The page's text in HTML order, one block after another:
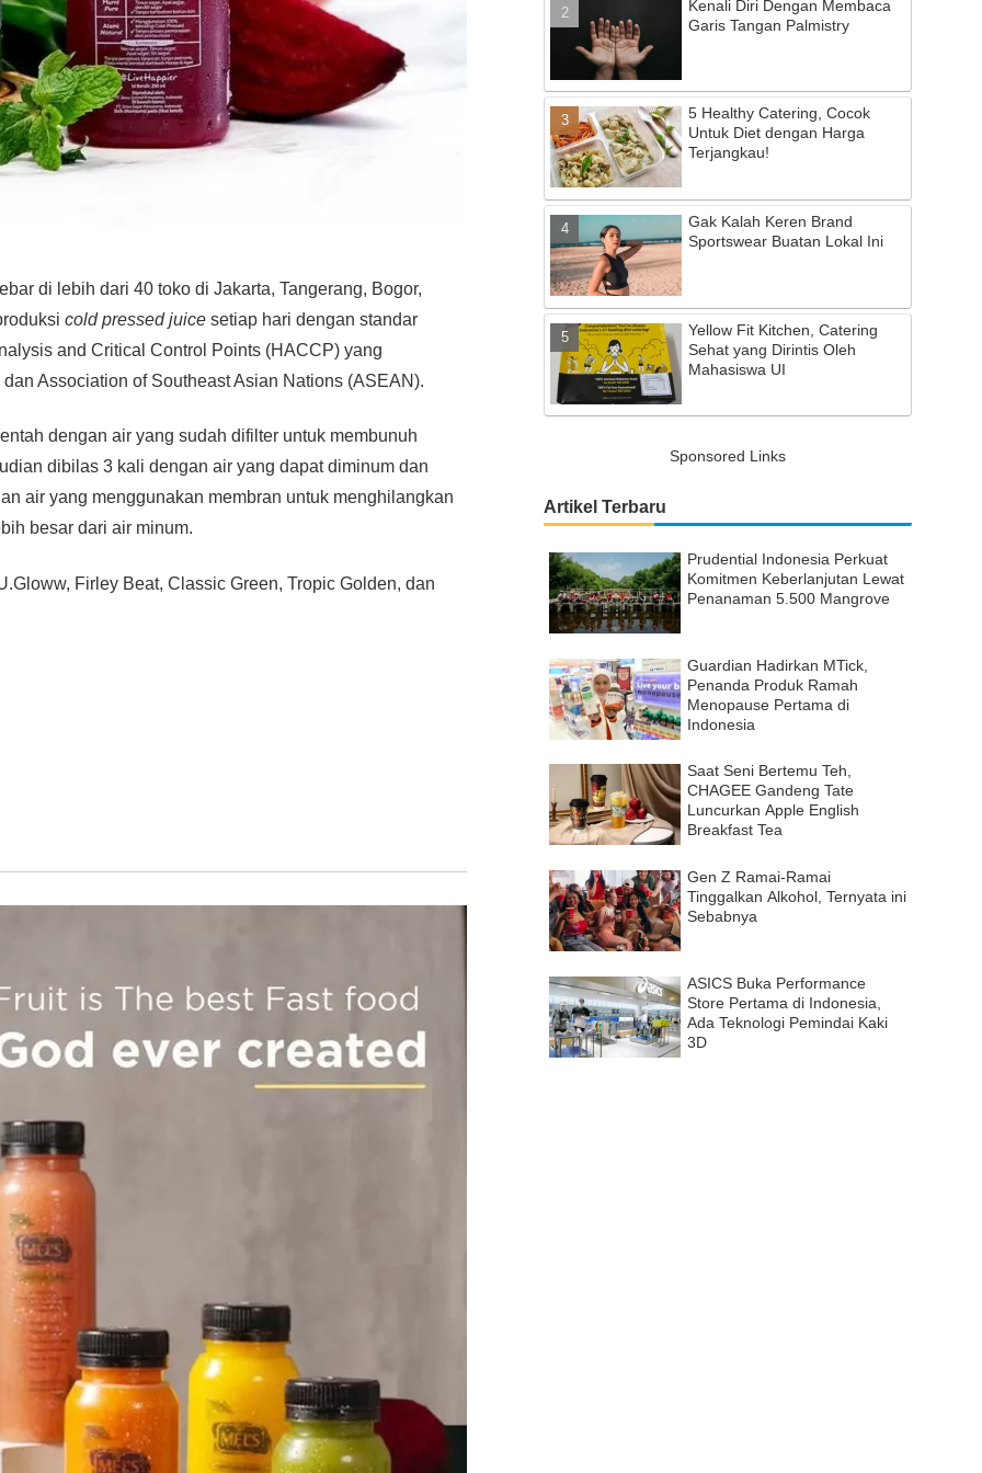
di lebih dari 40 toko di Jakarta, Tangerang, Bogor,
cold pressed juice setiap hari dengan standar
and Critical Control Points (HACCP) yang
Association of Southeast Asian Nations (ASEAN).
dengan air yang sudah difilter untuk membunuh
dibilas 3 kali dengan air yang dapat diminum dan
air yang menggunakan membran untuk menghilangkan
besar dari air minum.
Firley Beat, Classic Green, Tropic Golden, dan
Kenali Diri Dengan Membaca
Garis Tangan Palmistry
5 Healthy Catering, Cocok
Untuk Diet dengan Harga
Terjangkau!
Gak Kalah Keren Brand
Sportswear Buatan Lokal Ini
Yellow Fit Kitchen, Catering
Sehat yang Dirintis Oleh
Mahasiswa UI
Sponsored Links
Artikel Terbaru
Prudential Indonesia Perkuat
Komitmen Keberlanjutan Lewat
Penanaman 5.500 Mangrove
Guardian Hadirkan MTick,
Penanda Produk Ramah
Menopause Pertama di
Indonesia
Saat Seni Bertemu Teh,
CHAGEE Gandeng Tate
Luncurkan Apple English
Breakfast Tea
Gen Z Ramai-Ramai
Tinggalkan Alkohol, Ternyata ini
Sebabnya
ASICS Buka Performance
Store Pertama di Indonesia,
Ada Teknologi Pemindai Kaki
3D